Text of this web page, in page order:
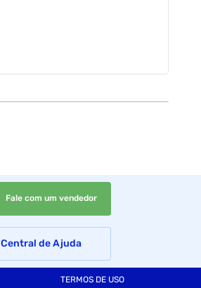
Fale com um vendedor
Central de Ajuda
TERMOS DE USO